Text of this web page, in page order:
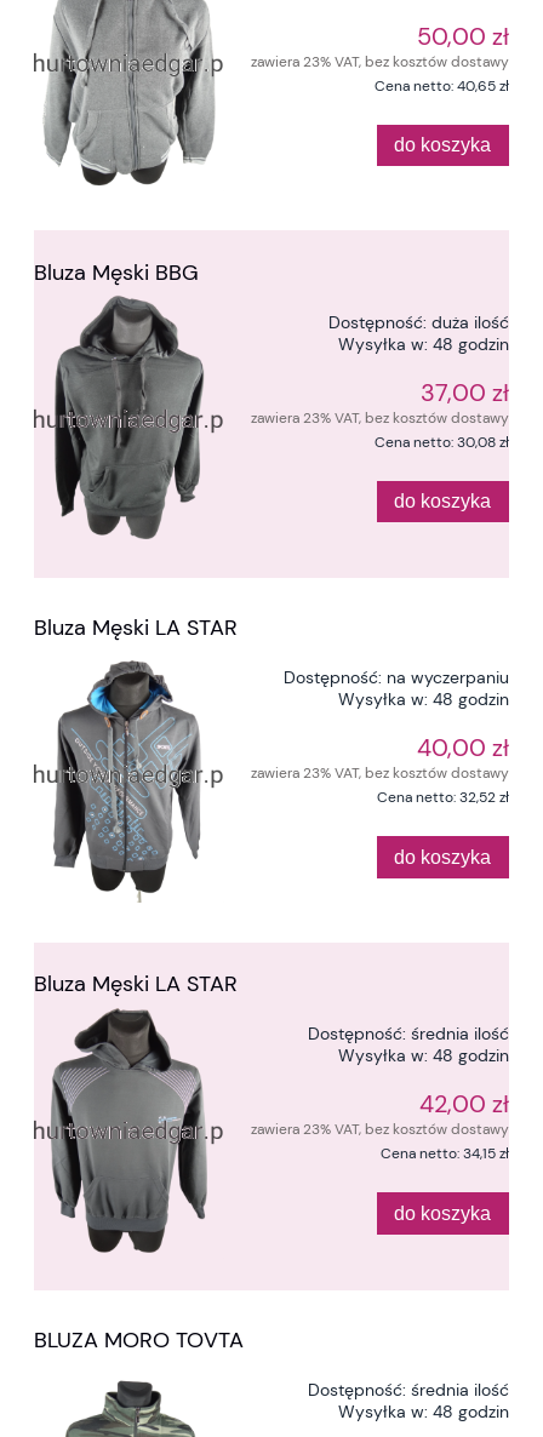
50,00 zł
zawiera 23% VAT, bez kosztów dostawy
Cena netto:40,65 zł
do koszyka
Bluza Męski BBG
Dostępność: duża ilość
Wysyłka w: 48 godzin
37,00 zł
zawiera 23% VAT, bez kosztów dostawy
Cena netto:30,08 zł
do koszyka
Bluza Męski LA STAR
Dostępność: na wyczerpaniu
Wysyłka w: 48 godzin
40,00 zł
zawiera 23% VAT, bez kosztów dostawy
Cena netto:32,52 zł
do koszyka
Bluza Męski LA STAR
Dostępność: średnia ilość
Wysyłka w: 48 godzin
42,00 zł
zawiera 23% VAT, bez kosztów dostawy
Cena netto:34,15 zł
do koszyka
BLUZA MORO TOVTA
Dostępność: średnia ilość
Wysyłka w: 48 godzin